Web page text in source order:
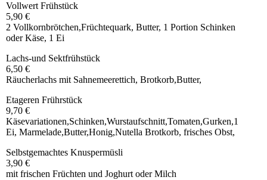
Vollwert Frühstück
5,90 €
2 Vollkornbrötchen,Früchtequark, Butter, 1 Portion Schinken
oder Käse, 1 Ei
Lachs-und Sektfrühstück
6,50 €
Räucherlachs mit Sahnemeerettich, Brotkorb,Butter,
Etageren Frührstück
9,70 €
Käsevariationen,Schinken,Wurstaufschnitt,Tomaten,Gurken,1
Ei, Marmelade,Butter,Honig,Nutella Brotkorb, frisches Obst,
Selbstgemachtes Knuspermüsli
3,90 €
mit frischen Früchten und Joghurt oder Milch